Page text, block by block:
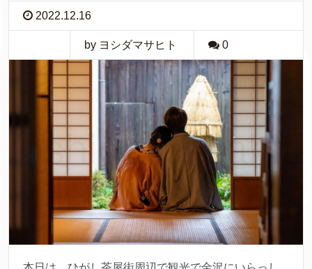
2022.12.16
by ヨシダマサヒト 0